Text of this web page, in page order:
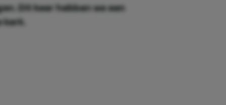
Dit keer hebben we een